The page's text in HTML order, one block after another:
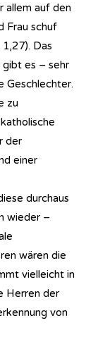
allem auf den
Frau schuf
Das
es – sehr
Geschlechter.
zu
der
einer
durchaus
wieder –
wären die
vielleicht in
Herren der
von